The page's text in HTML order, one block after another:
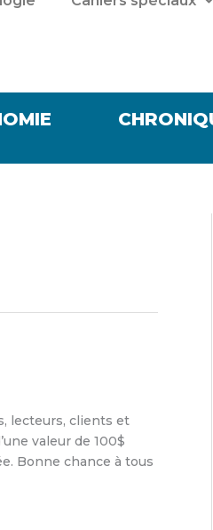
lecteurs, clients et
valeur de 100$
Bonne chance à tous